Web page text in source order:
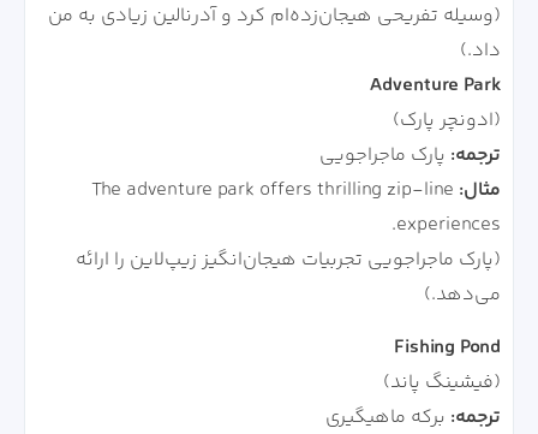
(وسیله تفریحی هیجان‌زده‌ام کرد و آدرنالین زیادی به من
داد.)
Adventure Park
(ادونچر پارک)
ترجمه: پارک ماجراجویی
مثال: The adventure park offers thrilling zip-line
experiences.
(پارک ماجراجویی تجربیات هیجان‌انگیز زیپ‌لاین را ارائه
می‌دهد.)
Fishing Pond
(فیشینگ پاند)
ترجمه: برکه ماهیگیری